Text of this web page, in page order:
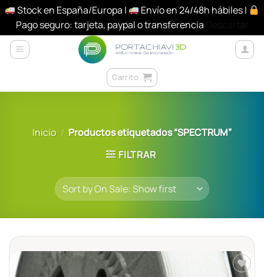
Stock en España/Europa |
Envío en 24/48h hábiles |
Pago seguro: tarjeta, paypal o transferencia
Saltar
Carrito
Inicio / Productos etiquetados “SPECTRUM”
FILTRAR